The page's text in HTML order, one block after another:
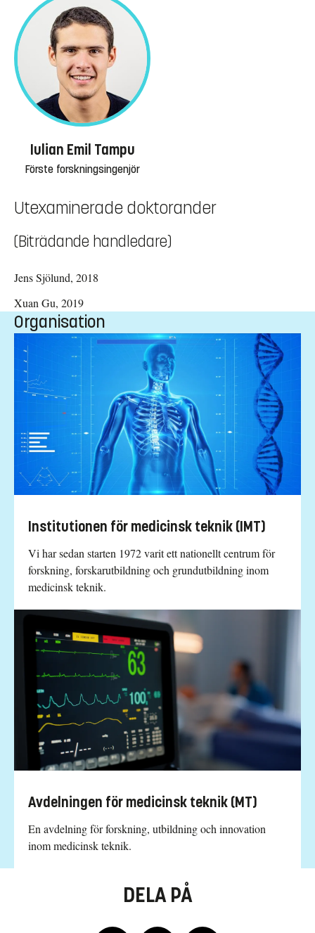
Iulian Emil Tampu
Förste forskningsingenjör
Utexaminerade doktorander
(Biträdande handledare)
Jens Sjölund, 2018
Xuan Gu, 2019
Organisation
Institutionen för medicinsk teknik (IMT)
Vi har sedan starten 1972 varit ett nationellt centrum för
forskning, forskarutbildning och grundutbildning inom
medicinsk teknik.
Avdelningen för medicinsk teknik (MT)
En avdelning för forskning, utbildning och innovation
inom medicinsk teknik.
DELA PÅ